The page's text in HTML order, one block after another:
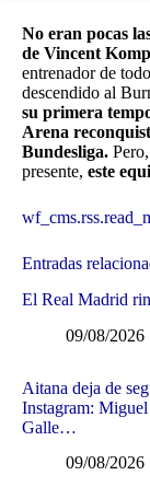
No eran pocas
de Vincent
entrenador de
descendido al
su primera
Arena
Bundesliga.
presente, este
Entradas
El Real Madrid
09/08/2026
Aitana deja de
Instagram: Miguel
Galle…
09/08/2026